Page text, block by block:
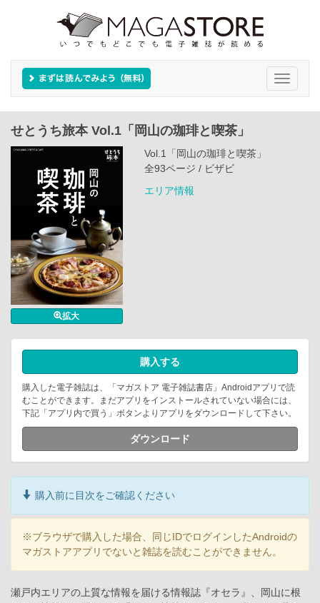
Toggle
せとうち旅本 Vol.1「岡山の珈琲と喫茶」
拡大
Vol.1「岡山の珈琲と喫茶」
全93ページ / ビザビ
エリア情報
購入する
購入した電子雑誌は、「マガストア 電子雑誌書店」Androidアプリで読
むことができます。まだアプリをインストールされていない場合には、
下記「アプリ内で買う」ボタンよりアプリをダウンロードして下さい。
ダウンロード
購入前に目次をご確認ください
※ブラウザで購入した場合、同じIDでログインしたAndroidの
マガストアアプリでないと雑誌を読むことができません。
瀬戸内エリアの上質な情報を届ける情報誌『オセラ』、岡山に根